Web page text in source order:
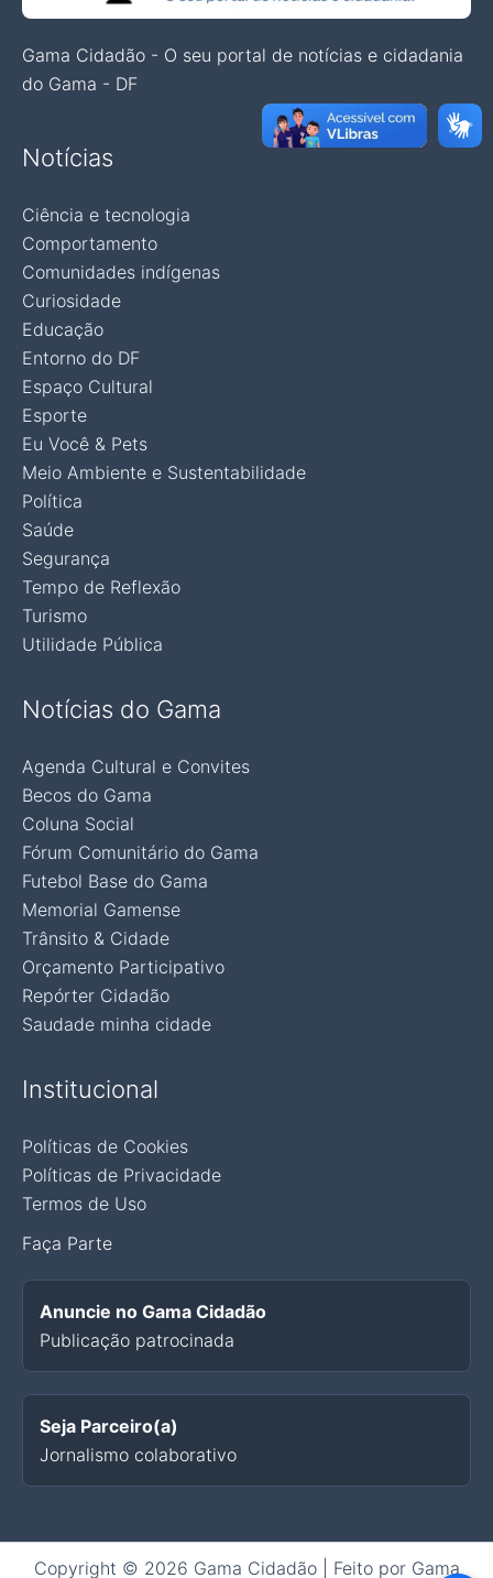
Gama Cidadão - O seu portal de notícias e cidadania
do Gama - DF
Notícias
Ciência e tecnologia
Comportamento
Comunidades indígenas
Curiosidade
Educação
Entorno do DF
Espaço Cultural
Esporte
Eu Você & Pets
Meio Ambiente e Sustentabilidade
Política
Saúde
Segurança
Tempo de Reflexão
Turismo
Utilidade Pública
Notícias do Gama
Agenda Cultural e Convites
Becos do Gama
Coluna Social
Fórum Comunitário do Gama
Futebol Base do Gama
Memorial Gamense
Trânsito & Cidade
Orçamento Participativo
Repórter Cidadão
Saudade minha cidade
Institucional
Políticas de Cookies
Políticas de Privacidade
Termos de Uso
Faça Parte
Anuncie no Gama Cidadão
Publicação patrocinada
Seja Parceiro(a)
Jornalismo colaborativo
Copyright © 2026 Gama Cidadão | Feito por Gama